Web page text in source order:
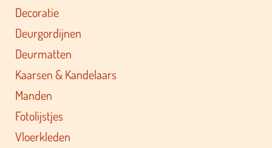
Decoratie
Deurgordijnen
Deurmatten
Kaarsen & Kandelaars
Manden
Fotolijstjes
Vloerkleden